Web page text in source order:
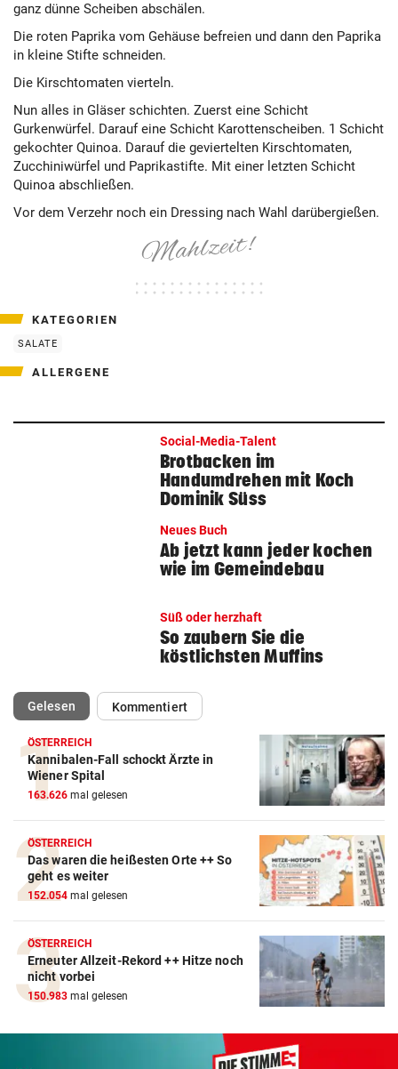
ganz dünne Scheiben abschälen.
Die roten Paprika vom Gehäuse befreien und dann den Paprika
in kleine Stifte schneiden.
Die Kirschtomaten vierteln.
Nun alles in Gläser schichten. Zuerst eine Schicht
Gurkenwürfel. Darauf eine Schicht Karottenscheiben. 1 Schicht
gekochter Quinoa. Darauf die geviertelten Kirschtomaten,
Zucchiniwürfel und Paprikastifte. Mit einer letzten Schicht
Quinoa abschließen.
Vor dem Verzehr noch ein Dressing nach Wahl darübergießen.
KATEGORIEN
SALATE
ALLERGENE
Social-Media-Talent
Brotbacken im
Handumdrehen mit Koch
Dominik Süss
Neues Buch
Ab jetzt kann jeder kochen
wie im Gemeindebau
Süß oder herzhaft
So zaubern Sie die
köstlichsten Muffins
Gelesen(ausgewählt)Kommentiert
ÖSTERREICH
Kannibalen-Fall schockt Ärzte in
Wiener Spital
163.626 mal gelesen
ÖSTERREICH
Das waren die heißesten Orte ++ So
geht es weiter
152.054 mal gelesen
ÖSTERREICH
Erneuter Allzeit-Rekord ++ Hitze noch
nicht vorbei
150.983 mal gelesen